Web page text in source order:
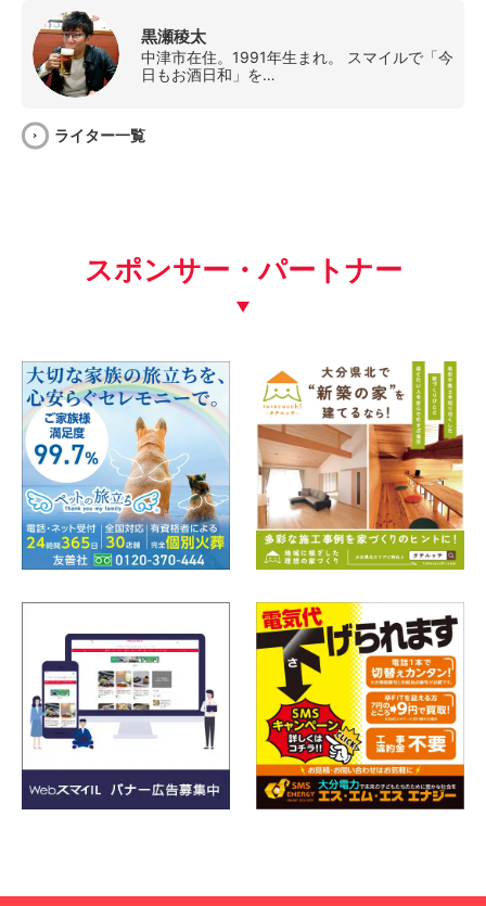
黒瀬稜太
中津市在住。1991年生まれ。 スマイルで「今
日もお酒日和」を…
ライター一覧
スポンサー・パートナー